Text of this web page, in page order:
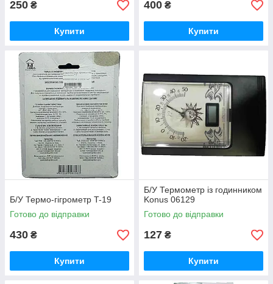
250 ₴
Купити
400 ₴
Купити
Б/У Термо-гігрометр T-19
Готово до відправки
430 ₴
Купити
Б/У Термометр із годинником
Konus 06129
Готово до відправки
127 ₴
Купити